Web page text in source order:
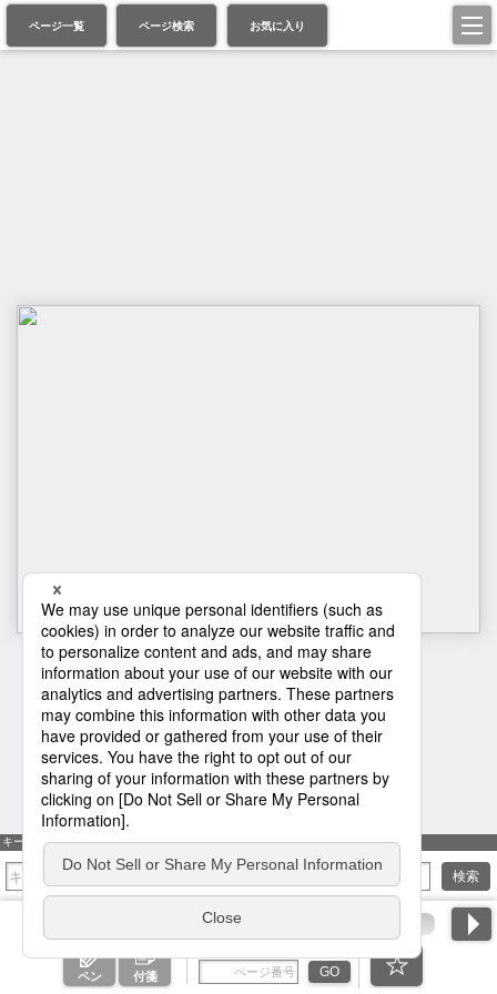
ページ一覧 ページ検索 お気に入り
1
キーワード検索
検索
ペン 付箋 GO